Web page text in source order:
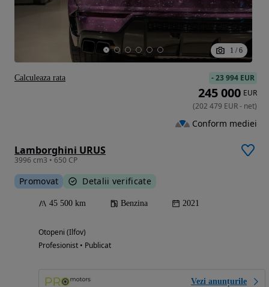
1 / 6
Lamborghini URUS
3996 cm3 • 650 CP
Promovat Detalii verificate
45 500 km Benzina 2021
Otopeni (Ilfov)
Profesionist • Publicat
Vezi anunțurile
-23 994 EUR
245 000 EUR
(202 479 EUR- net)
Conform mediei
Calculeaza rata